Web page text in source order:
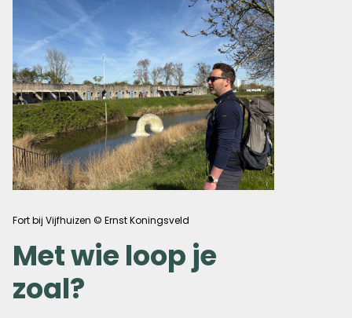
Fort bij Vijfhuizen © Ernst Koningsveld
Met wie loop je
zoal?